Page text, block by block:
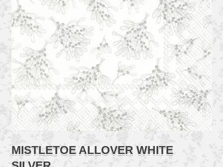
MISTLETOE ALLOVER WHITE